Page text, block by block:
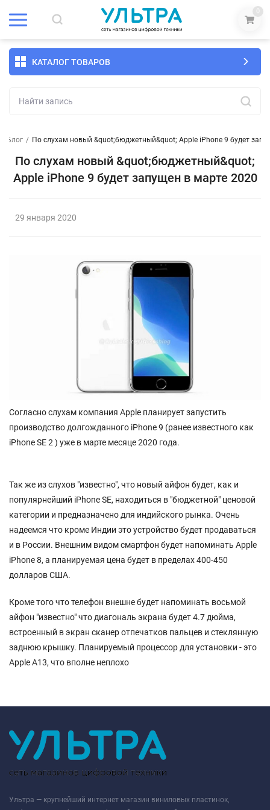
0
КАТАЛОГ ТОВАРОВ
Блог / По слухам новый &quot;бюджетный&quot; Apple iPhone 9 будет
По слухам новый &quot;бюджетный&quot;
Apple iPhone 9 будет запущен в марте 2020
29 января 2020
Согласно слухам компания Apple планирует запустить
производство долгожданного iPhone 9 (ранее известного как
iPhone SE 2 ) уже в марте месяце 2020 года.
Так же из слухов "известно", что новый айфон будет, как и
популярнейший iPhone SE, находиться в "бюджетной" ценовой
категории и предназначено для индийского рынка. Очень
надеемся что кроме Индии это устройство будет продаваться
и в России. Внешним видом смартфон будет напоминать Apple
iPhone 8, а планируемая цена будет в пределах 400-450
долларов США.
Кроме того что телефон внешне будет напоминать восьмой
айфон "известно" что диагональ экрана будет 4.7 дюйма,
встроенный в экран сканер отпечатков пальцев и стеклянную
заднюю крышку. Планируемый процессор для установки - это
Apple A13, что вполне неплохо
Ультра — крупнейший интернет магазин виниловых пластинок,